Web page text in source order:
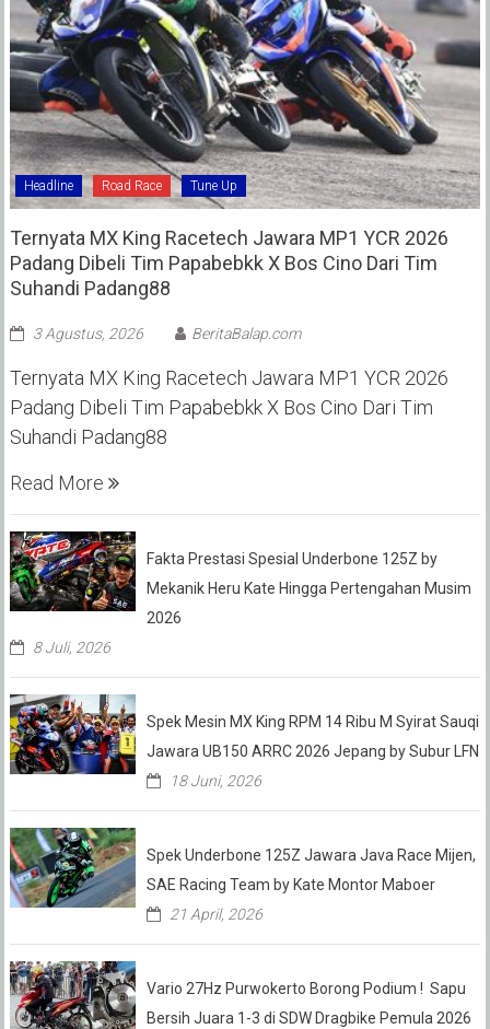
Headline Road Race Tune Up
Ternyata MX King Racetech Jawara MP1 YCR 2026
Padang Dibeli Tim Papabebkk X Bos Cino Dari Tim
Suhandi Padang88
3 Agustus, 2026 BeritaBalap.com
Ternyata MX King Racetech Jawara MP1 YCR 2026
Padang Dibeli Tim Papabebkk X Bos Cino Dari Tim
Suhandi Padang88
Read More
Fakta Prestasi Spesial Underbone 125Z by
Mekanik Heru Kate Hingga Pertengahan Musim
2026
8 Juli, 2026
Spek Mesin MX King RPM 14 Ribu M Syirat Sauqi
Jawara UB150 ARRC 2026 Jepang by Subur LFN
18 Juni, 2026
Spek Underbone 125Z Jawara Java Race Mijen,
SAE Racing Team by Kate Montor Maboer
21 April, 2026
Vario 27Hz Purwokerto Borong Podium ! Sapu
Bersih Juara 1-3 di SDW Dragbike Pemula 2026